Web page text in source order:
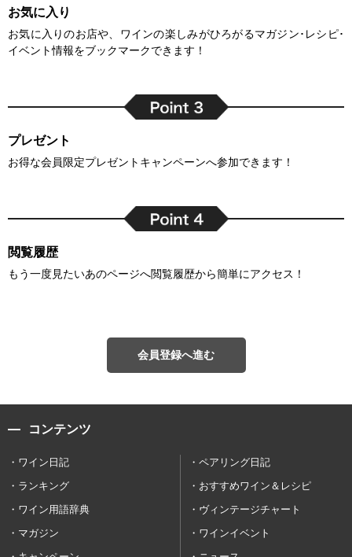
お気に入り
お気に入りのお店や、ワインの楽しみがひろがるマガジン･レシピ･
イベント情報をブックマークできます！
プレゼント
お得な会員限定プレゼントキャンペーンへ参加できます！
閲覧履歴
もう一度見たいあのページへ閲覧履歴から簡単にアクセス！
会員登録へ進む
コンテンツ
ワイン日記
ペアリング日記
ランキング
おすすめワイン＆レシピ
ワイン用語辞典
ヴィンテージチャート
マガジン
ワインイベント